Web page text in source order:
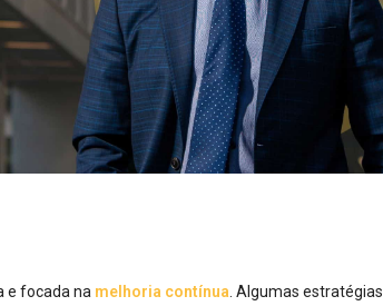
e focada na melhoria contínua . Algumas estratégias